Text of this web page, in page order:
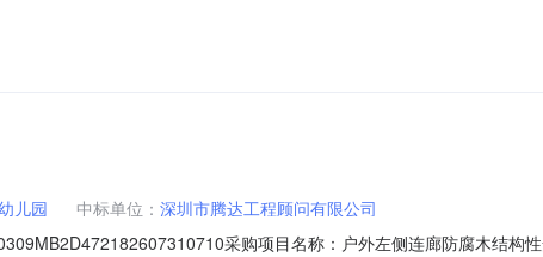
。选取中介机构方式：方案择优选取业务单位咨询电话：
儿园 中标单位： 深圳市腾达工程顾问有限公司
采购项目名称：户外左侧连廊防腐木结构